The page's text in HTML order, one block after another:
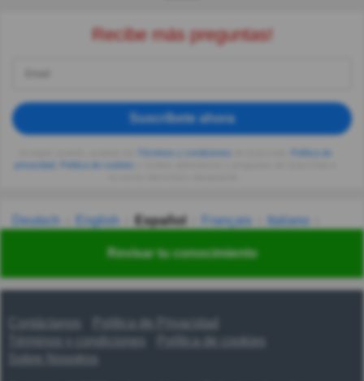
Revisar tu conocimiento
Recibe más preguntas!
Suscríbete ahora
privacidad
Deutsch English Español Français
Italiano
Українська हिन्दी 한국어 汉语
Contáctanos
Política de Privacidad
Términos y condiciones